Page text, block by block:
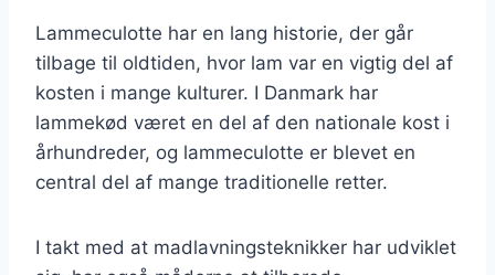
Lammeculotte har en lang historie, der går
tilbage til oldtiden, hvor lam var en vigtig del af
kosten i mange kulturer. I Danmark har
lammekød været en del af den nationale kost i
århundreder, og lammeculotte er blevet en
central del af mange traditionelle retter.
I takt med at madlavningsteknikker har udviklet